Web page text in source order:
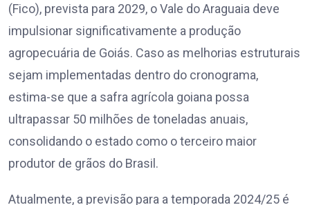
(Fico), prevista para 2029, o Vale do Araguaia deve
impulsionar significativamente a produção
agropecuária de Goiás. Caso as melhorias estruturais
sejam implementadas dentro do cronograma,
estima-se que a safra agrícola goiana possa
ultrapassar 50 milhões de toneladas anuais,
consolidando o estado como o terceiro maior
produtor de grãos do Brasil.
Atualmente, a previsão para a temporada 2024/25 é